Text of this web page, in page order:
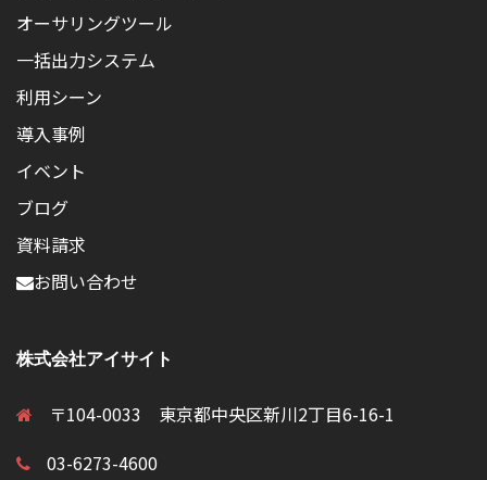
オーサリングツール
一括出力システム
利用シーン
導入事例
イベント
ブログ
資料請求
お問い合わせ
株式会社アイサイト
〒104-0033 東京都中央区新川2丁目6-16-1
03-6273-4600